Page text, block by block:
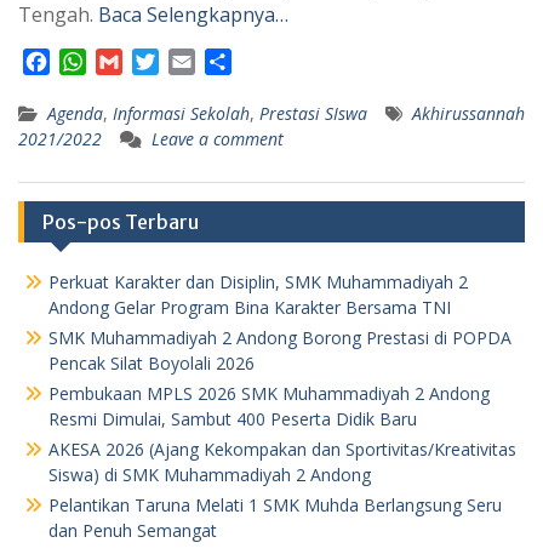
Tengah. Baca Selengkapnya…
c
e
o
o
k
W
a
t
A
p
p
a
i
i
t
e
r
a
i
a
r
Agenda, Informasi Sekolah, Prestasi SIswa
Akhirussannah
2021/2022
Leave a comment
Pos-pos Terbaru
Perkuat Karakter dan Disiplin, SMK Muhammadiyah 2
Andong Gelar Program Bina Karakter Bersama TNI
SMK Muhammadiyah 2 Andong Borong Prestasi di POPDA
Pencak Silat Boyolali 2026
Pembukaan MPLS 2026 SMK Muhammadiyah 2 Andong
Resmi Dimulai, Sambut 400 Peserta Didik Baru
AKESA 2026 (Ajang Kekompakan dan Sportivitas/Kreativitas
Siswa) di SMK Muhammadiyah 2 Andong
Pelantikan Taruna Melati 1 SMK Muhda Berlangsung Seru
dan Penuh Semangat